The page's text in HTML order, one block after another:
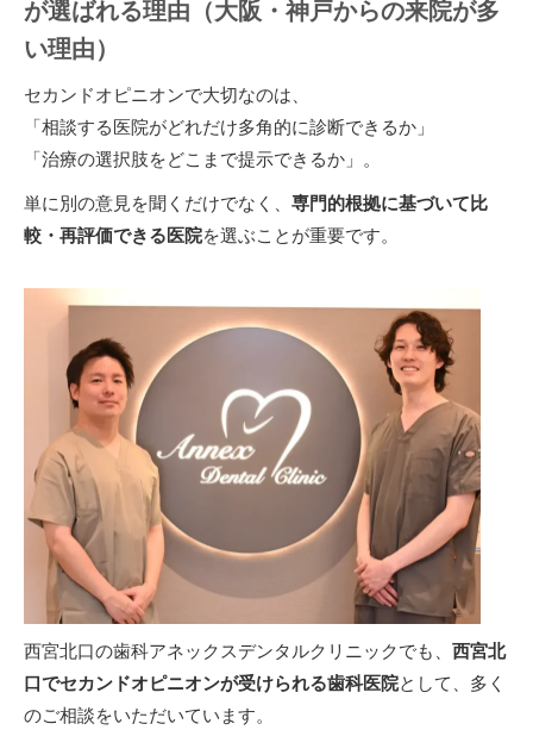
が選ばれる理由（大阪・神戸からの来院が多
い理由）
セカンドオピニオンで大切なのは、
「相談する医院がどれだけ多角的に診断できるか」
「治療の選択肢をどこまで提示できるか」。
単に別の意見を聞くだけでなく、 専門的根拠に基づいて比
較・再評価できる医院を選ぶことが重要です。
西宮北口の歯科アネックスデンタルクリニックでも、 西宮北
口でセカンドオピニオンが受けられる歯科医院として、多く
のご相談をいただいています。